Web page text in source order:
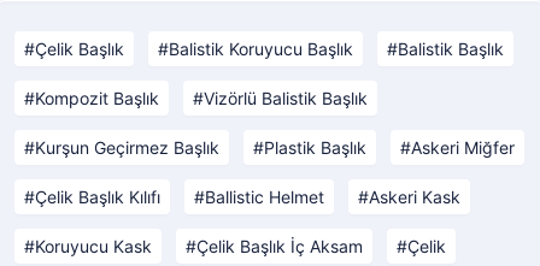
Çelik Başlık Balistik Koruyucu Başlık Balistik Başlık
Kompozit Başlık Vizörlü Balistik Başlık
Kurşun Geçirmez Başlık Plastik Başlık Askeri Miğfer
Çelik Başlık Kılıfı Ballistic Helmet Askeri Kask
Koruyucu Kask Çelik Başlık İç Aksam Çelik